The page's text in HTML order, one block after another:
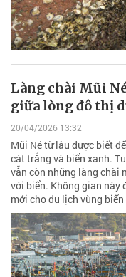
Làng chài Mũi
giữa lòng đô thị
20/04/2026 13:32
Mũi Né từ lâu được biết
cát trắng và biển xanh.
vẫn còn những làng chài
với biển. Không gian này
mới cho du lịch vùng